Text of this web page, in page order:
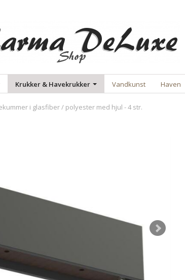
Krukker & Havekrukker Vandkunst Haven
i glasfiber / polyester med hjul - 4 str.